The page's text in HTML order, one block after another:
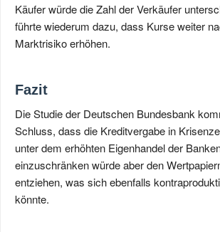
Käufer würde die Zahl der Verkäufer
führte wiederum dazu, dass Kurse weiter
Marktrisiko erhöhen.
Fazit
Die Studie der Deutschen Bundesbank
Schluss, dass die Kreditvergabe in
unter dem erhöhten Eigenhandel der
einzuschränken würde aber den
entziehen, was sich ebenfalls
könnte.